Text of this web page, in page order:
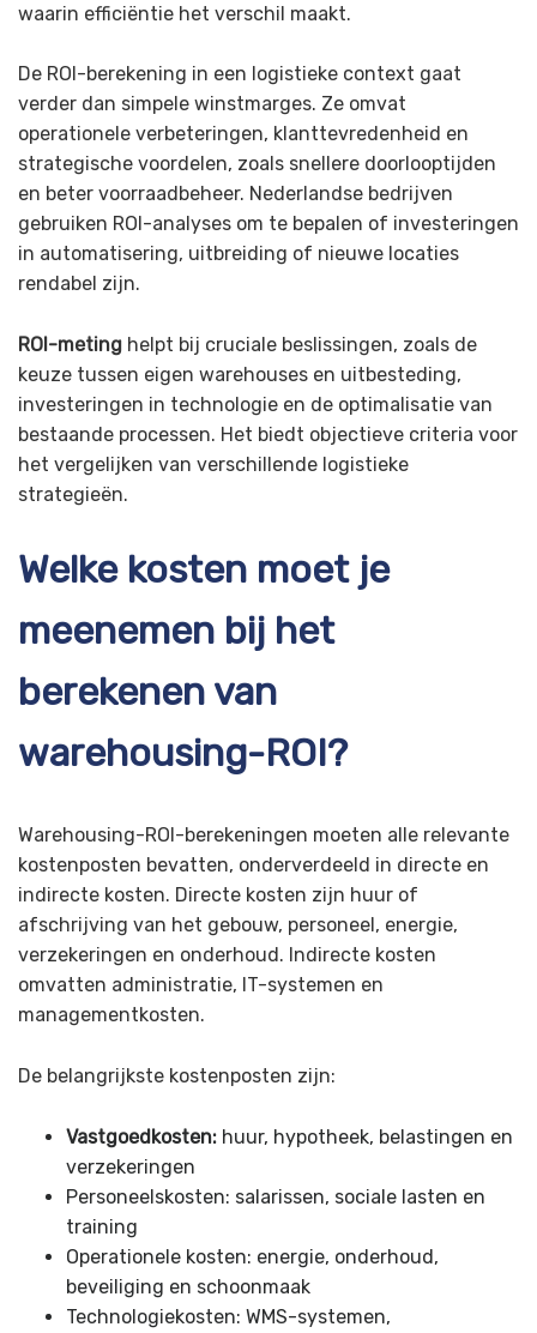
waarin efficiëntie het verschil maakt.
De ROI-berekening in een logistieke context gaat
verder dan simpele winstmarges. Ze omvat
operationele verbeteringen, klanttevredenheid en
strategische voordelen, zoals snellere doorlooptijden
en beter voorraadbeheer. Nederlandse bedrijven
gebruiken ROI-analyses om te bepalen of investeringen
in automatisering, uitbreiding of nieuwe locaties
rendabel zijn.
ROI-meting helpt bij cruciale beslissingen, zoals de
keuze tussen eigen warehouses en uitbesteding,
investeringen in technologie en de optimalisatie van
bestaande processen. Het biedt objectieve criteria voor
het vergelijken van verschillende logistieke
strategieën.
Welke kosten moet je
meenemen bij het
berekenen van
warehousing-ROI?
Warehousing-ROI-berekeningen moeten alle relevante
kostenposten bevatten, onderverdeeld in directe en
indirecte kosten. Directe kosten zijn huur of
afschrijving van het gebouw, personeel, energie,
verzekeringen en onderhoud. Indirecte kosten
omvatten administratie, IT-systemen en
managementkosten.
De belangrijkste kostenposten zijn:
Vastgoedkosten: huur, hypotheek, belastingen en
verzekeringen
Personeelskosten: salarissen, sociale lasten en
training
Operationele kosten: energie, onderhoud,
beveiliging en schoonmaak
Technologiekosten: WMS-systemen,